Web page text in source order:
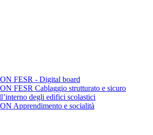
FESR - Digital board
FESR Cablaggio strutturato e sicuro
degli edifici scolastici
Apprendimento e socialità